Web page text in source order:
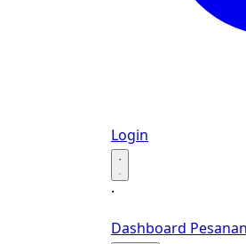
Login
·
·
Dashboard